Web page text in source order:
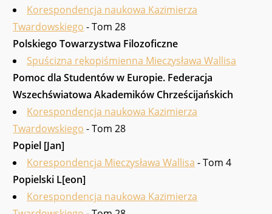
Korespondencja naukowa Kazimierza
Twardowskiego - Tom 28
Polskiego Towarzystwa Filozoficzne
Spuścizna rękopiśmienna Mieczysława Wallisa
Pomoc dla Studentów w Europie. Federacja
Wszechświatowa Akademików Chrześci­jańskich
Korespondencja naukowa Kazimierza
Twardowskiego - Tom 28
Popiel [Jan]
Korespondencja Mieczysława Wallisa - Tom 4
Popielski L[eon]
Korespondencja naukowa Kazimierza